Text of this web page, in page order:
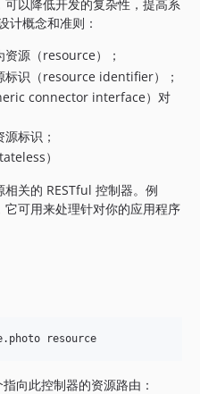
以降低开发的复杂性，提高系
计概念和准则：
源（resource）；
标识（resource identifier）；
connector interface）对
标识；
）
关的 RESTful 控制器。例
可用来处理针对你的应用程序
向此控制器的资源路由：